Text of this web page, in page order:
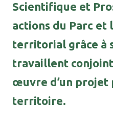
Scientifique et
actions du Parc et
territorial grâce à
travaillent
œuvre d’un projet
territoire.